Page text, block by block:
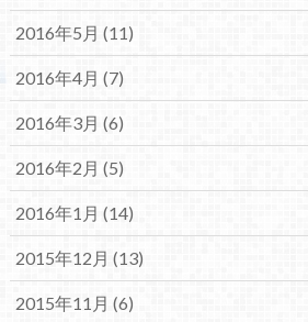
2016年5月 (11)
2016年4月 (7)
2016年3月 (6)
2016年2月 (5)
2016年1月 (14)
2015年12月 (13)
2015年11月 (6)